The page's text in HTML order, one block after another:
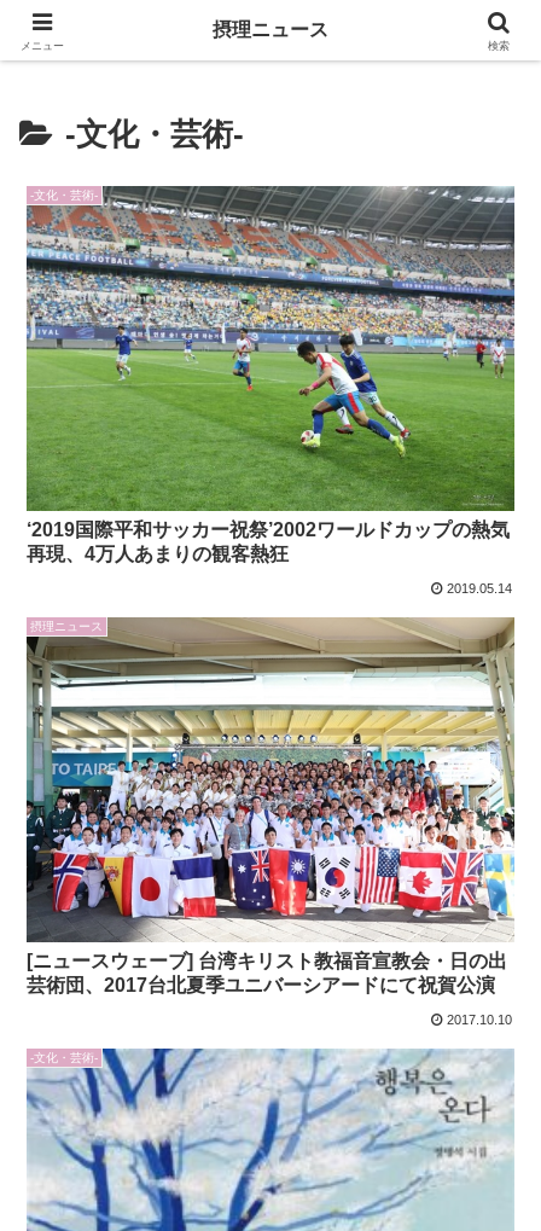
キリスト教福音宣教会に関連する報道記事
-文化・芸術-
-文化・芸術-
‘2019国際平和サッカー祝祭’2002ワールドカップの熱気
再現、4万人あまりの観客熱狂
2019.05.14
摂理ニュース
[ニュースウェーブ] 台湾キリスト教福音宣教会・日の出
芸術団、2017台北夏季ユニバーシアードにて祝賀公演
2017.10.10
-文化・芸術-
メニュー
摂理ニュース
検索